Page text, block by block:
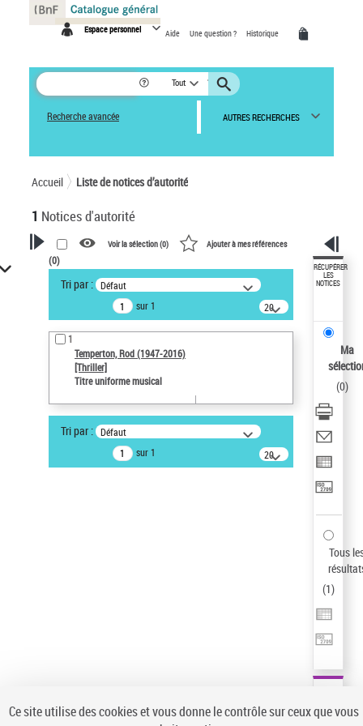
Espace personnel Aide Une question ? Historique
Tout
Recherche avancée AUTRES RECHERCHES
Accueil Liste de notices d’autorité
1 Notices d'autorité
VOTRE RECHERCHE
Recherche avancée dans les
notices d’autorité
Œuvres liées à l'auteur :
Temperton, Rod (1947-2016)
Auteur d’œuvre
Type de notice d'autorité
Titre uniforme musical
Statut de la notice d’autorité
Voir la sélection (0) Ajouter à mes références
(0)
Tri par : Défaut
sur 1
20
résultats/page
1
Temperton, Rod (1947-2016)
[Thriller]
Titre uniforme musical
Tri par : Défaut
sur 1
20
résultats/page
RÉCUPÉRER
LES
NOTICES
Ma
(0)
Tous
(1)
Panneau de gestion des cookies
Ce site utilise des cookies et vous donne le contrôle sur ceux que vous